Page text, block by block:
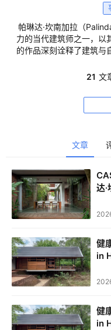
筑
设
计
室
内
设
计
帕琳达·坎南加拉（
力的当代建筑师之一，以
的作品深刻诠释了建筑与
站
21 文
文章
达
健
in
健
in